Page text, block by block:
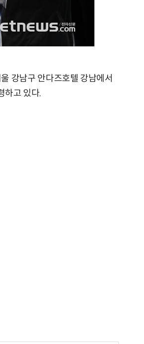
강남구 안다즈호텔 강남에서
하고 있다.